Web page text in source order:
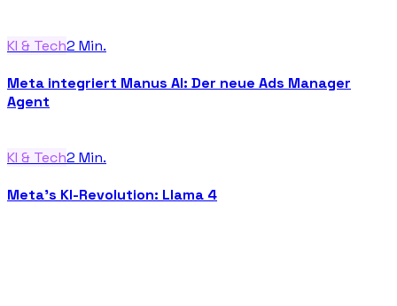
KI & Tech2 Min.
Meta integriert Manus AI: Der neue Ads Manager
Agent
KI & Tech2 Min.
Meta's KI-Revolution: Llama 4